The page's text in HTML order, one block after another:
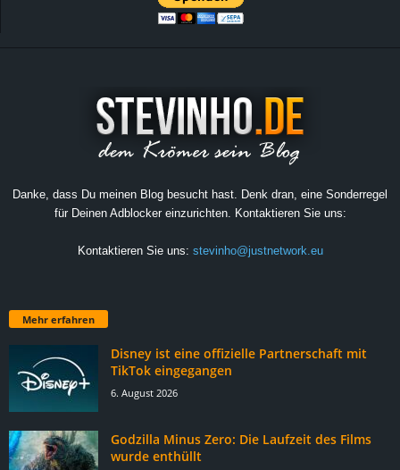
Danke, dass Du meinen Blog besucht hast. Denk dran, eine Sonderregel
für Deinen Adblocker einzurichten. Kontaktieren Sie uns:
Kontaktieren Sie uns: stevinho@justnetwork.eu
Mehr erfahren
Disney ist eine offizielle Partnerschaft mit
TikTok eingegangen
6. August 2026
Godzilla Minus Zero: Die Laufzeit des Films
wurde enthüllt